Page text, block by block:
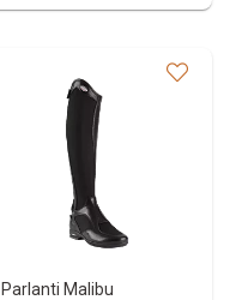
Parlanti Malibu